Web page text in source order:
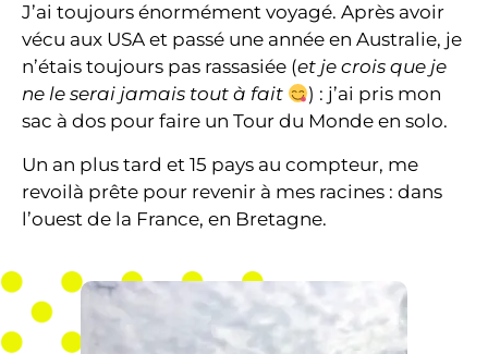
J’ai toujours énormément voyagé. Après avoir
vécu aux USA et passé une année en Australie, je
n’étais toujours pas rassasiée (et je crois que je
ne le serai jamais tout à fait
) : j’ai pris mon
sac à dos pour faire un Tour du Monde en solo.
Un an plus tard et 15 pays au compteur, me
revoilà prête pour revenir à mes racines : dans
l’ouest de la France, en Bretagne.